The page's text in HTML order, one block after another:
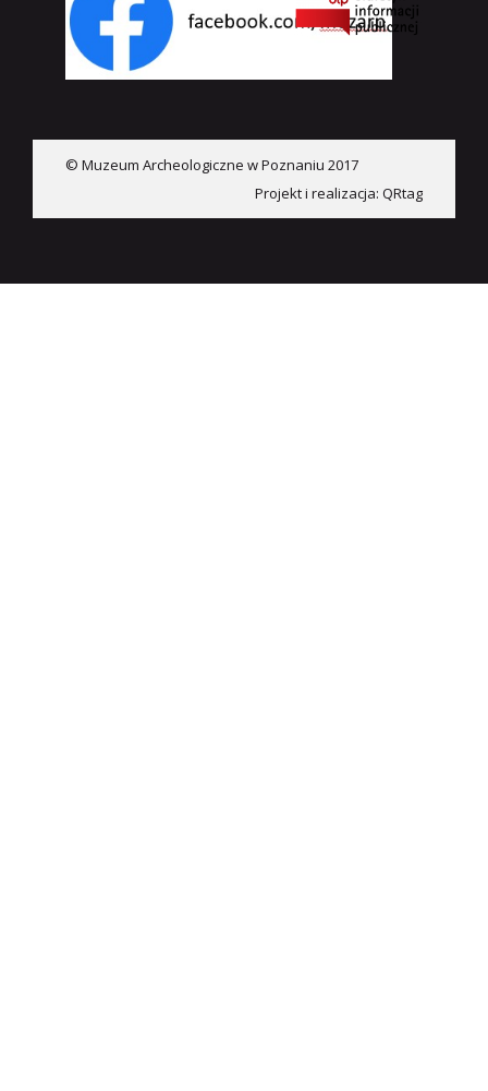
© Muzeum Archeologiczne w Poznaniu 2017
Projekt i realizacja: QRtag